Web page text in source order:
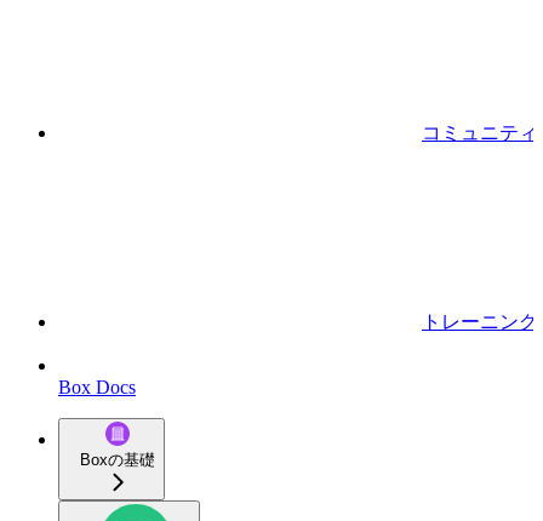
コミュニティ
トレーニング
Box Docs
Boxの基礎